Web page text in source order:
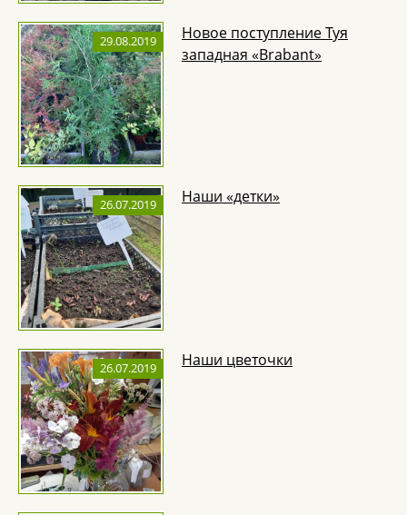
29.08.2019
Новое поступление Туя
западная «Brabant»
26.07.2019 Наши «детки»
26.07.2019 Наши цветочки